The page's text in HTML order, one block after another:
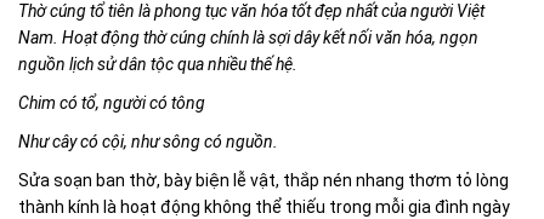
Thờ cúng tổ tiên là phong tục văn hóa tốt đẹp nhất của người Việt
Nam. Hoạt động thờ cúng chính là sợi dây kết nối văn hóa, ngọn
nguồn lịch sử dân tộc qua nhiều thế hệ.
Chim có tổ, người có tông
Như cây có cội, như sông có nguồn.
Sửa soạn ban thờ, bày biện lễ vật, thắp nén nhang thơm tỏ lòng
thành kính là hoạt động không thể thiếu trong mỗi gia đình ngày